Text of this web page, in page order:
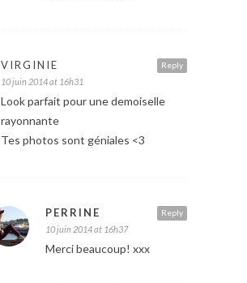
Reply
VIRGINIE
10 juin 2014 at 16h31
Look parfait pour une demoiselle
rayonnante
Tes photos sont géniales <3
Reply
PERRINE
10 juin 2014 at 16h37
Merci beaucoup! xxx